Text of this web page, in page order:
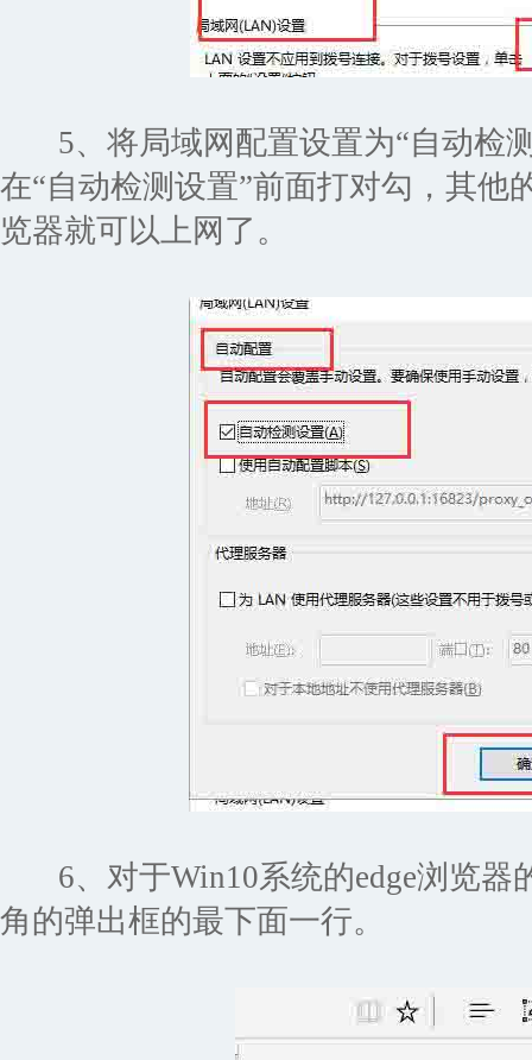
5、将局域网配置设置为“自动检
在“自动检测设置”前面打对勾，其他
览器就可以上网了。
6、对于Win10系统的edge浏览器
角的弹出框的最下面一行。